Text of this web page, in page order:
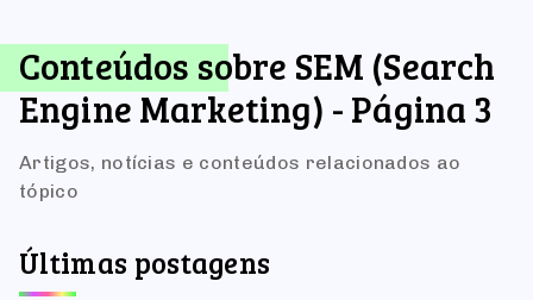
Conteúdos sobre SEM (Search
Engine Marketing) - Página 3
Artigos, notícias e conteúdos relacionados ao
tópico
Últimas postagens